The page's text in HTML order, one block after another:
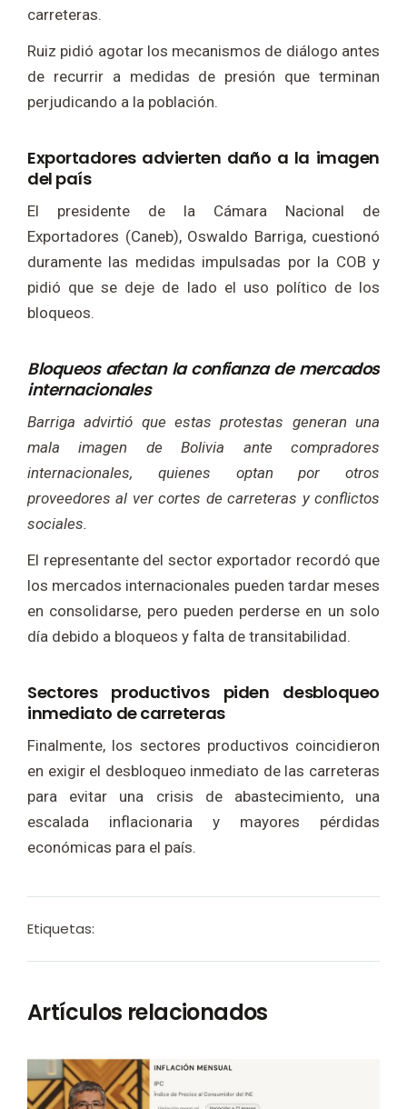
carreteras.
Ruiz pidió agotar los mecanismos de diálogo antes
de recurrir a medidas de presión que terminan
perjudicando a la población.
Exportadores advierten daño a la imagen
del país
El presidente de la Cámara Nacional de
Exportadores (Caneb), Oswaldo Barriga, cuestionó
duramente las medidas impulsadas por la COB y
pidió que se deje de lado el uso político de los
bloqueos.
Bloqueos afectan la confianza de mercados
internacionales
Barriga advirtió que estas protestas generan una
mala imagen de Bolivia ante compradores
internacionales, quienes optan por otros
proveedores al ver cortes de carreteras y conflictos
sociales.
El representante del sector exportador recordó que
los mercados internacionales pueden tardar meses
en consolidarse, pero pueden perderse en un solo
día debido a bloqueos y falta de transitabilidad.
Sectores productivos piden desbloqueo
inmediato de carreteras
Finalmente, los sectores productivos coincidieron
en exigir el desbloqueo inmediato de las carreteras
para evitar una crisis de abastecimiento, una
escalada inflacionaria y mayores pérdidas
económicas para el país.
Etiquetas:
Artículos relacionados